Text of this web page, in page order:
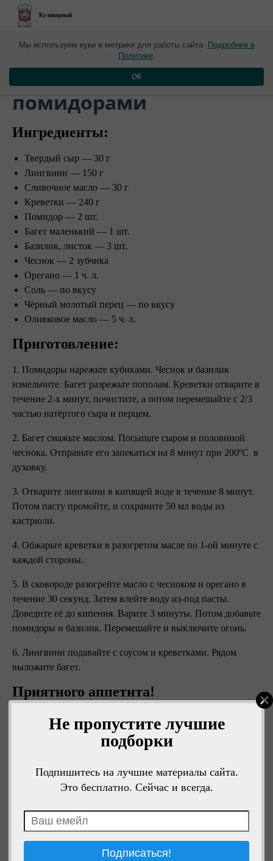
Не пропустите лучшие
подборки
Подпишитесь на лучшие материалы сайта.
Это бесплатно. Сейчас и всегда.
Кулинарный
​Макароны с
креветками и
помидорами
Ингредиенты:
Твердый сыр — 30 г
Лингвини — 150 г
Сливочное масло — 30 г
Креветки — 240 г
Помидор — 2 шт.
Багет маленький — 1 шт.
Базилик, листок — 3 шт.
Чеснок — 2 зубчика
Орегано — 1 ч. л.
Соль — по вкусу
Чёрный молотый перец — по вкусу
Оливковое масло — 5 ч. л.
Приготовление:
1. Помидоры нарежьте кубиками. Чеснок и базилик
измельчите. Багет разрежьте пополам. Креветки отварите в
течение 2-х минут, почистите, а потом перемешайте с 2/3
частью натёртого сыра и перцем.
2. Багет смажьте маслом. Посыпьте сыром и половиной
чеснока. Отправьте его запекаться на 8 минут при 200ºC в
духовку.
3. Отварите лингвини в кипящей воде в течение 8 минут.
Потом пасту промойте, и сохраните 50 мл воды из
кастрюли.
4. Обжарьте креветки в разогретом масле по 1-ой минуте с
каждой стороны.
5. В сковороде разогрейте масло с чесноком и орегано в
течение 30 секунд. Затем влейте воду из-под пасты.
Доведите её до кипения. Варите 3 минуты. Потом добавьте
помидоры и базилик. Перемешайте и выключите огонь.
6. Лингвини подавайте с соусом и креветками. Рядом
выложите багет.
Приятного аппетита!
Мы используем куки и метрики для работы сайта. Подробнее в
Политике.
ОК